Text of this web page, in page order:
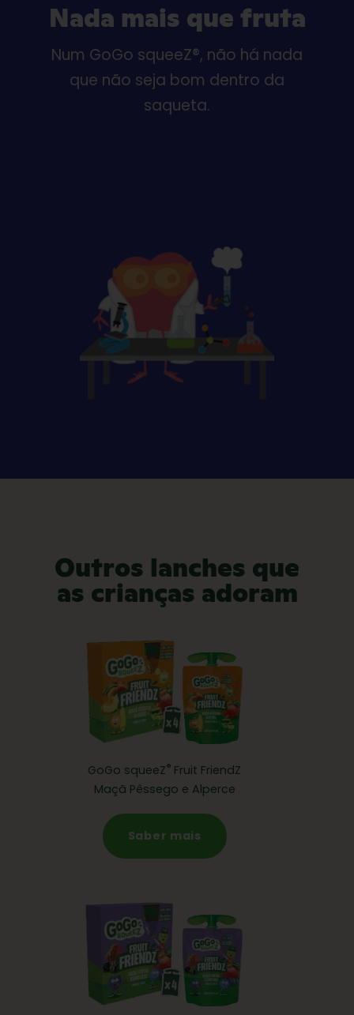
Nada mais que fruta
Num GoGo squeeZ®, não há nada
que não seja bom dentro da
saqueta.
Outros lanches que
as crianças adoram
GoGo squeeZ® Fruit FriendZ
Maçã Pêssego e Alperce
Saber mais